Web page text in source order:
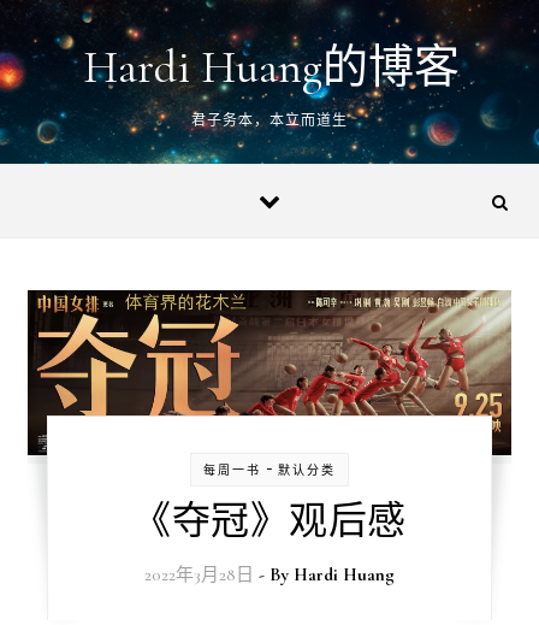
Skip to content
Hardi Huang的博客
君子务本，本立而道生
每周一书 - 默认分类
《夺冠》观后感
2022年3月28日 - By Hardi Huang